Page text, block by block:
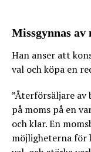
Missgynnas av
Han anser att
val och köpa en
”Återförsäljare av
på moms på en
och klar. En
möjligheterna för